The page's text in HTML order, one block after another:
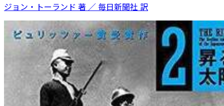
ジョン・トーランド 著 ／ 毎日新聞社 訳